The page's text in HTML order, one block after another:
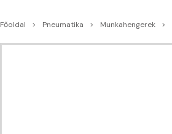
Főoldal Pneumatika Munkahengerek